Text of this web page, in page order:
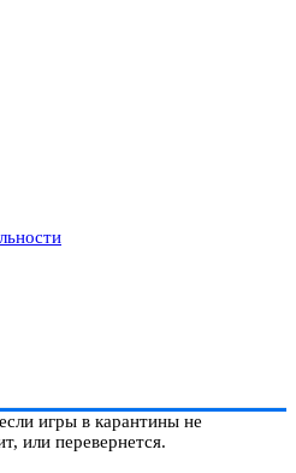
игры в карантины не
или перевернется.